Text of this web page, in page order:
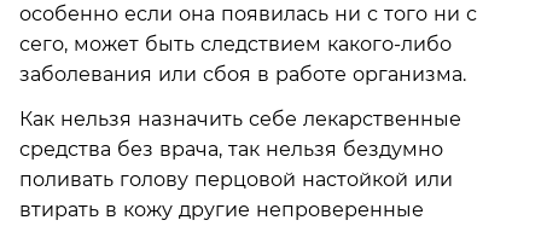
особенно если она появилась ни с того ни с
сего, может быть следствием какого-либо
заболевания или сбоя в работе организма.
Как нельзя назначить себе лекарственные
средства без врача, так нельзя бездумно
поливать голову перцовой настойкой или
втирать в кожу другие непроверенные